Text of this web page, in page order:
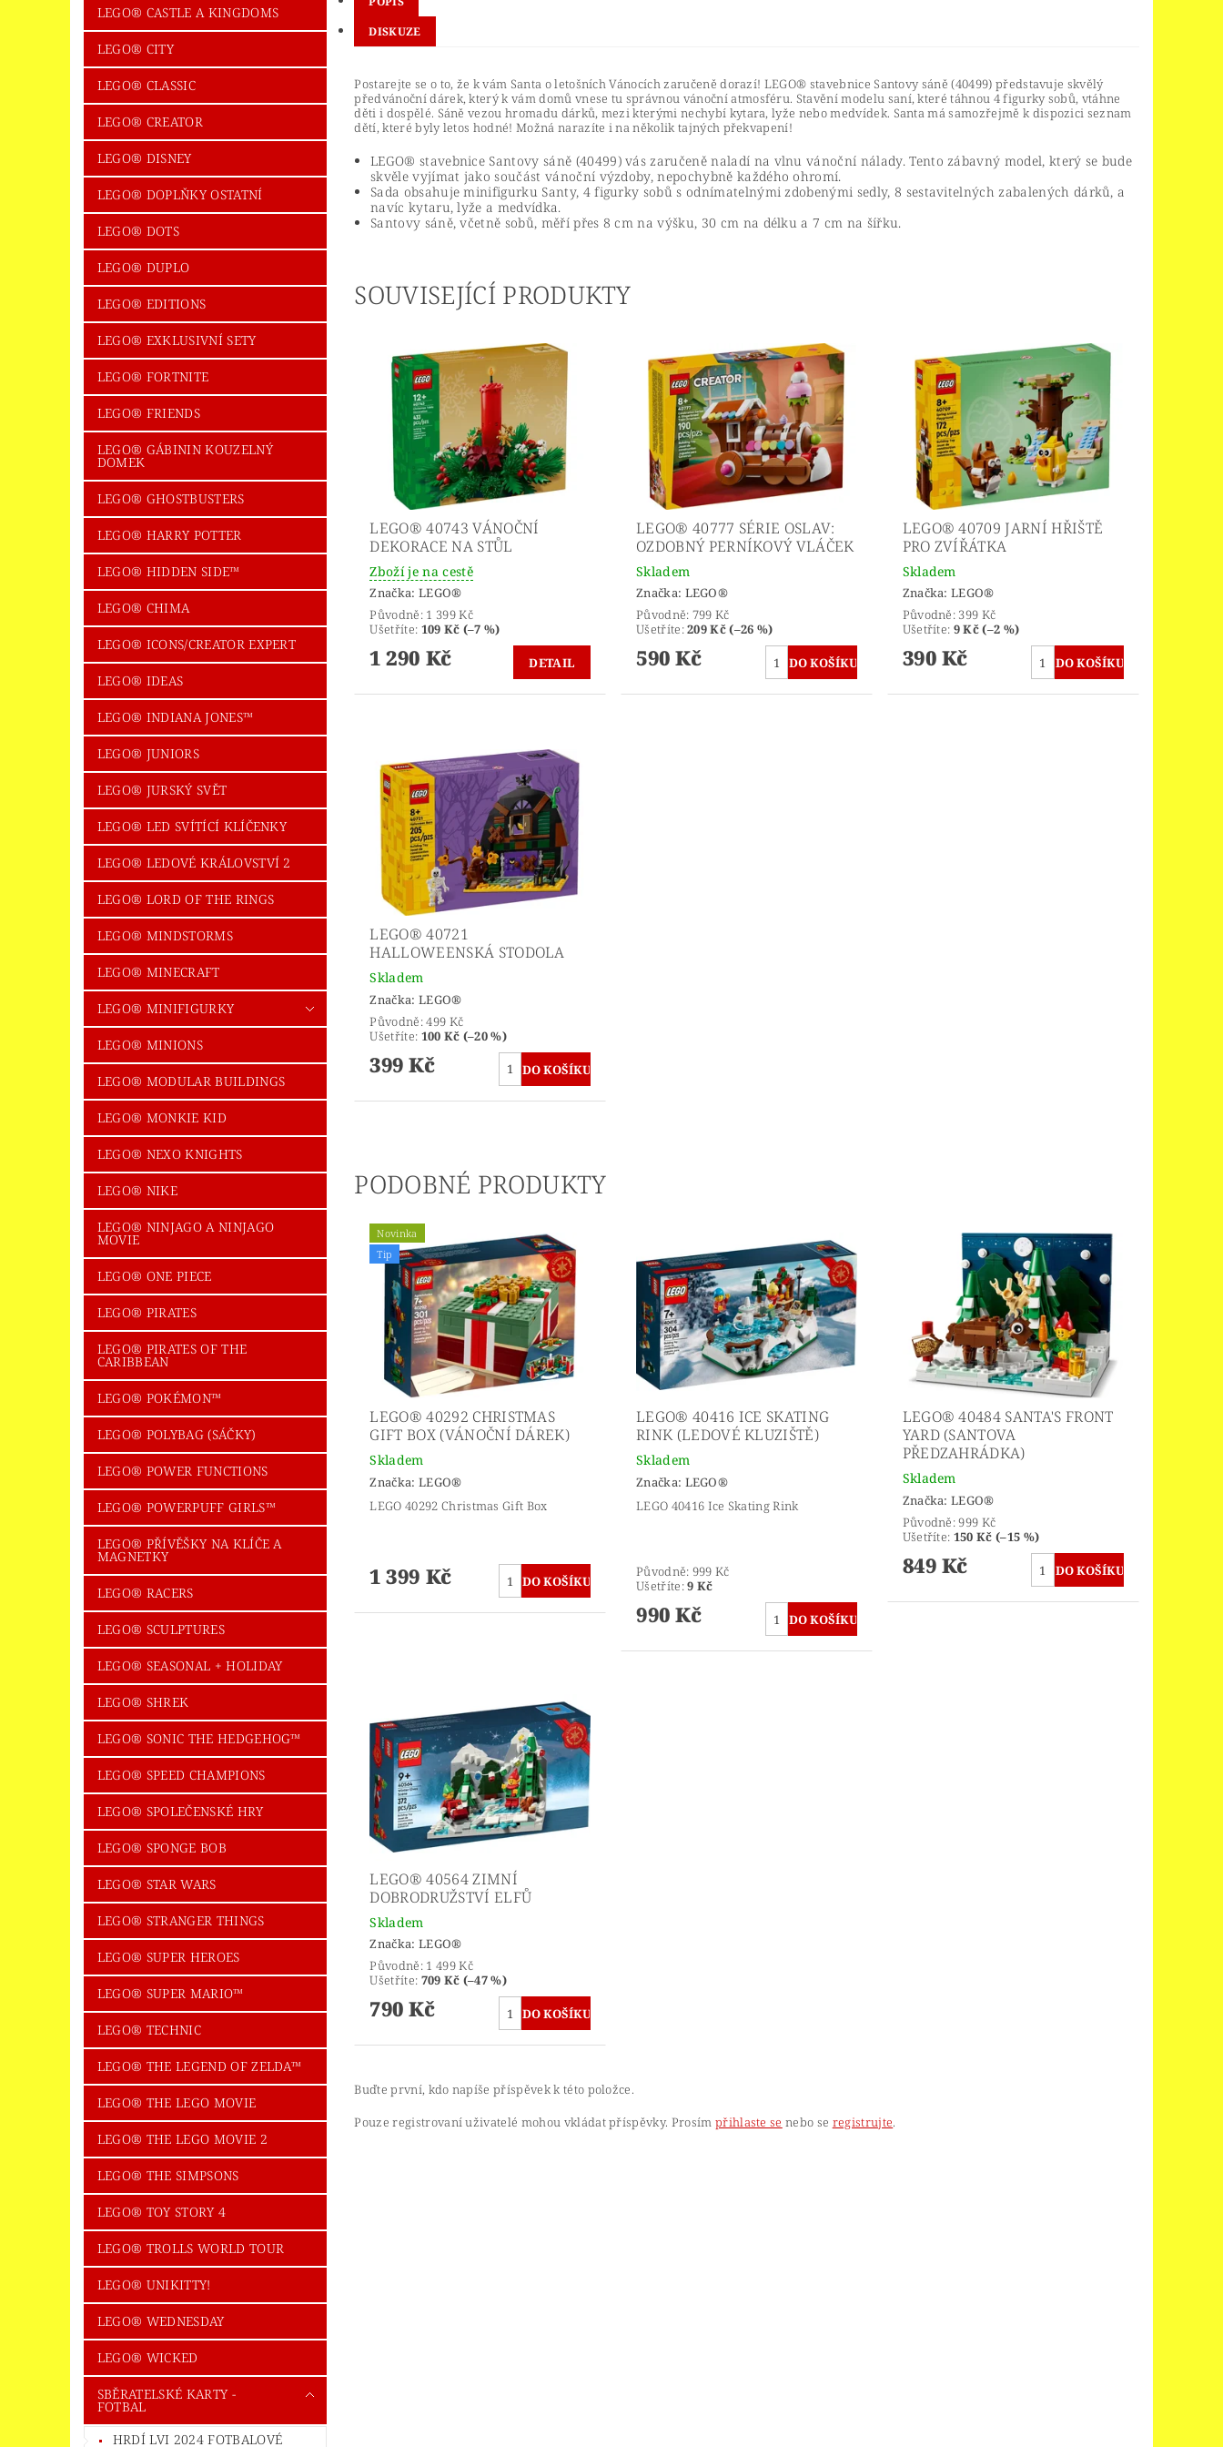
LEGO® CASTLE A KINGDOMS
LEGO® CITY
LEGO® CLASSIC
LEGO® CREATOR
LEGO® DISNEY
LEGO® DOPLŇKY OSTATNÍ
LEGO® DOTS
LEGO® DUPLO
LEGO® EDITIONS
LEGO® EXKLUSIVNÍ SETY
LEGO® FORTNITE
LEGO® FRIENDS
LEGO® GÁBININ KOUZELNÝ
DOMEK
LEGO® GHOSTBUSTERS
LEGO® HARRY POTTER
LEGO® HIDDEN SIDE™
LEGO® CHIMA
LEGO® ICONS/CREATOR EXPERT
LEGO® IDEAS
LEGO® INDIANA JONES™
LEGO® JUNIORS
LEGO® JURSKÝ SVĚT
LEGO® LED SVÍTÍCÍ KLÍČENKY
LEGO® LEDOVÉ KRÁLOVSTVÍ 2
LEGO® LORD OF THE RINGS
LEGO® MINDSTORMS
LEGO® MINECRAFT
LEGO® MINIFIGURKY
LEGO® MINIONS
LEGO® MODULAR BUILDINGS
LEGO® MONKIE KID
LEGO® NEXO KNIGHTS
LEGO® NIKE
LEGO® NINJAGO A NINJAGO
MOVIE
LEGO® ONE PIECE
LEGO® PIRATES
LEGO® PIRATES OF THE
CARIBBEAN
LEGO® POKÉMON™
LEGO® POLYBAG (SÁČKY)
LEGO® POWER FUNCTIONS
LEGO® POWERPUFF GIRLS™
LEGO® PŘÍVĚŠKY NA KLÍČE A
MAGNETKY
LEGO® RACERS
LEGO® SCULPTURES
LEGO® SEASONAL + HOLIDAY
LEGO® SHREK
LEGO® SONIC THE HEDGEHOG™
LEGO® SPEED CHAMPIONS
LEGO® SPOLEČENSKÉ HRY
LEGO® SPONGE BOB
LEGO® STAR WARS
LEGO® STRANGER THINGS
LEGO® SUPER HEROES
LEGO® SUPER MARIO™
LEGO® TECHNIC
LEGO® THE LEGEND OF ZELDA™
LEGO® THE LEGO MOVIE
LEGO® THE LEGO MOVIE 2
LEGO® THE SIMPSONS
LEGO® TOY STORY 4
LEGO® TROLLS WORLD TOUR
LEGO® UNIKITTY!
LEGO® WEDNESDAY
LEGO® WICKED
SBĚRATELSKÉ KARTY -
FOTBAL
HRDÍ LVI 2024 FOTBALOVÉ
DISKUZE
Postarejte se o to, že k vám Santa o letošních Vánocích zaručeně dorazí! LEGO® stavebnice Santovy sáně (40499) představuje skvělý
předvánoční dárek, který k vám domů vnese tu správnou vánoční atmosféru. Stavění modelu saní, které táhnou 4 figurky sobů, vtáhne
děti i dospělé. Sáně vezou hromadu dárků, mezi kterými nechybí kytara, lyže nebo medvídek. Santa má samozřejmě k dispozici seznam
dětí, které byly letos hodné! Možná narazíte i na několik tajných překvapení!
LEGO® stavebnice Santovy sáně (40499) vás zaručeně naladí na vlnu vánoční nálady. Tento zábavný model, který se bude
skvěle vyjímat jako součást vánoční výzdoby, nepochybně každého ohromí.
Sada obsahuje minifigurku Santy, 4 figurky sobů s odnímatelnými zdobenými sedly, 8 sestavitelných zabalených dárků, a
navíc kytaru, lyže a medvídka.
Santovy sáně, včetně sobů, měří přes 8 cm na výšku, 30 cm na délku a 7 cm na šířku.
SOUVISEJÍCÍ PRODUKTY
LEGO® 40743 VÁNOČNÍ
DEKORACE NA STŮL
Zboží je na cestě
Značka: LEGO®
Původně: 1 399 Kč
Ušetříte: 109 Kč (–7 %)
1 290 Kč DETAIL
LEGO® 40777 SÉRIE OSLAV:
OZDOBNÝ PERNÍKOVÝ VLÁČEK
Skladem
Značka: LEGO®
Původně: 799 Kč
Ušetříte:209 Kč (–26 %)
590 Kč
LEGO® 40709 JARNÍ HŘIŠTĚ
PRO ZVÍŘÁTKA
Skladem
Značka:LEGO®
Původně: 399 Kč
Ušetříte: 9 Kč (–2 %)
390 Kč
LEGO® 40721
HALLOWEENSKÁ STODOLA
Skladem
Značka: LEGO®
Původně:499 Kč
Ušetříte: 100 Kč (–20 %)
399 Kč
PODOBNÉ PRODUKTY
Novinka
Tip
LEGO® 40292 CHRISTMAS
GIFT BOX (VÁNOČNÍ DÁREK)
Skladem
Značka: LEGO®
LEGO 40292 Christmas Gift Box
1 399 Kč
LEGO® 40416 ICE SKATING
RINK (LEDOVÉ KLUZIŠTĚ)
Skladem
Značka: LEGO®
LEGO 40416 Ice Skating Rink
Původně: 999 Kč
Ušetříte:9 Kč
990 Kč
LEGO® 40484 SANTA'S FRONT
YARD (SANTOVA
PŘEDZAHRÁDKA)
Skladem
Značka:LEGO®
Původně:999 Kč
Ušetříte: 150 Kč (–15 %)
849 Kč
LEGO® 40564 ZIMNÍ
DOBRODRUŽSTVÍ ELFŮ
Skladem
Značka: LEGO®
Původně: 1 499 Kč
Ušetříte: 709 Kč (–47 %)
790 Kč
Buďte první, kdo napíše příspěvek k této položce.
Pouze registrovaní uživatelé mohou vkládat příspěvky. Prosím přihlaste se nebo se registrujte.